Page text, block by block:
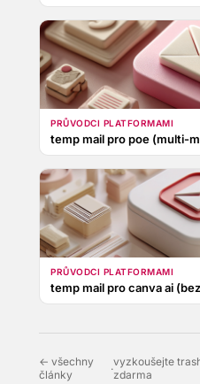
PRŮVODCI PLATFORMAMI
temp mail pro poe (multi-
PRŮVODCI PLATFORMAMI
temp mail pro canva ai
← všechny
články
·vyzkoušejte
zdarma